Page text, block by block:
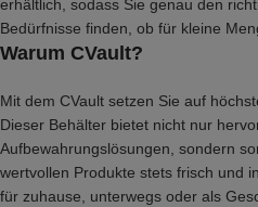
erhältlich, sodass Sie genau den
Bedürfnisse finden, ob für kleine
Warum CVault?
Mit dem CVault setzen Sie auf
Dieser Behälter bietet nicht nur
Aufbewahrungslösungen, sondern
wertvollen Produkte stets frisch und
für zuhause, unterwegs oder als